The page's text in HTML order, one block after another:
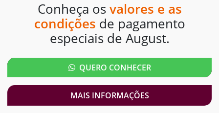
Conheça os valores e as
condições de pagamento
especiais de August.
QUERO CONHECER
MAIS INFORMAÇÕES